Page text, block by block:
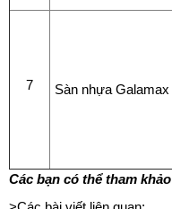
7 Sàn nhựa Galamax
Các bạn có thể tham khảo